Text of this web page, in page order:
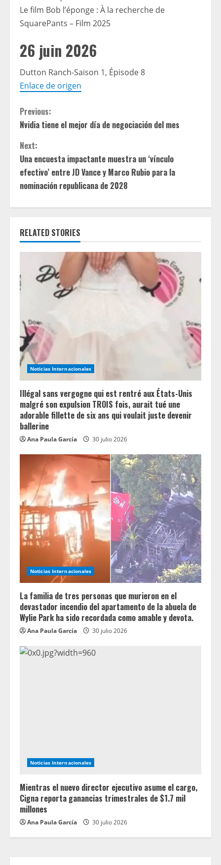
Le film Bob l’éponge : À la recherche de
SquarePants – Film 2025
26 juin 2026
Dutton Ranch-Saison 1, Épisode 8
Enlace de origen
C
o
n
t
u
R
a
d
i
n
g
Previous:
Nvidia tiene el mejor día de negociación del mes
Next:
Una encuesta impactante muestra un ‘vínculo
efectivo’ entre JD Vance y Marco Rubio para la
nominación republicana de 2028
RELATED STORIES
Noticias Internacionales
Illégal sans vergogne qui est rentré aux États-Unis
malgré son expulsion TROIS fois, aurait tué une
adorable fillette de six ans qui voulait juste devenir
ballerine
Ana Paula García 30 julio 2026
Noticias Internacionales
La familia de tres personas que murieron en el
devastador incendio del apartamento de la abuela de
Wylie Park ha sido recordada como amable y devota.
Ana Paula García 30 julio 2026
Noticias Internacionales
Mientras el nuevo director ejecutivo asume el cargo,
Cigna reporta ganancias trimestrales de $1.7 mil
millones
Ana Paula García 30 julio 2026